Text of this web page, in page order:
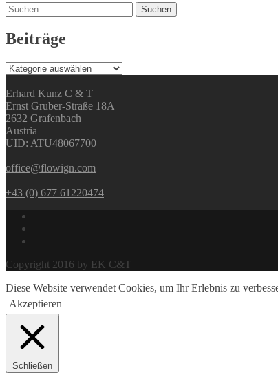
Suchen
nach:
Beiträge
Beiträge
Erhard Kunz C & T
Ernst Gruber-Straße 18A
2632 Grafenbach
Austria
UID: ATU48067700
office@flowign.com
+43 (0) 677 61220474
Copyright 2016 by EK C&T
Diese Website verwendet Cookies, um Ihr Erlebnis zu
Akzeptieren
Schließen